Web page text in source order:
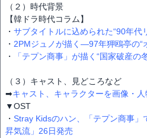
（２）時代背景
【韓ドラ時代コラム】
・ サブタイトルに込められた“90年代
・ 2PMジュノが描く―97年狎鴎亭の“
・
「テプン商事」が描く“国家破産
（３）キャスト、見どころなど
➡キャスト、キャラクターを画像・
▼OST
・ Stray Kidsのハン、「テプン商事
昇気流」26日発売